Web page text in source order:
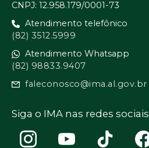
CNPJ: 12.958.179/0001-73
Atendimento telefônico
(82) 3512.5999
Atendimento Whatsapp
(82) 98833.9407
faleconosco@ima.al.gov.br
Siga o IMA nas redes sociais